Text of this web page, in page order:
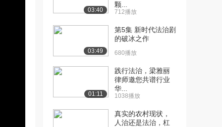
03:40
颗...
712播放
03:49
第5集 新时代法治剧
的破冰之作
680播放
01:11
践行法治，梁雅丽
律师邀您共谱行业
华...
1038播放
真实的农村现状，
人治还是法治，杠